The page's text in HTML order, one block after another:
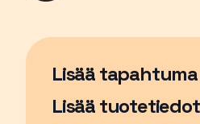
Lisää tapahtuma
Sivu avautuu
Lisää tuotetiedot